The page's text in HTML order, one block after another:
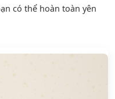
có thể hoàn toàn yên